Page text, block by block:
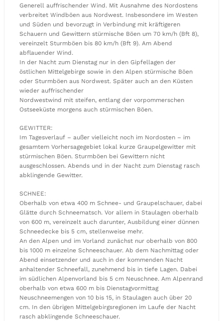
Generell auffrischender Wind. Mit Ausnahme des Nordostens
verbreitet Windböen aus Nordwest. Insbesondere im Westen
und Süden und bevorzugt in Verbindung mit kräftigeren
Schauern und Gewittern stürmische Böen um 70 km/h (Bft 8),
vereinzelt Sturmböen bis 80 km/h (Bft 9). Am Abend
abflauender Wind.
In der Nacht zum Dienstag nur in den Gipfellagen der
östlichen Mittelgebirge sowie in den Alpen stürmische Böen
oder Sturmböen aus Nordwest. Später auch an den Küsten
wieder auffrischender
Nordwestwind mit steifen, entlang der vorpommerschen
Ostseeküste morgens auch stürmischen Böen.
GEWITTER:
Im Tagesverlauf – außer vielleicht noch im Nordosten – im
gesamtem Vorhersagegebiet lokal kurze Graupelgewitter mit
stürmischen Böen. Sturmböen bei Gewittern nicht
ausgeschlossen. Abends und in der Nacht zum Dienstag rasch
abklingende Gewitter.
SCHNEE:
Oberhalb von etwa 400 m Schnee- und Graupelschauer, dabei
Glätte durch Schneematsch. Vor allem in Staulagen oberhalb
von 600 m, vereinzelt auch darunter, Ausbildung einer dünnen
Schneedecke bis 5 cm, stellenweise mehr.
An den Alpen und im Vorland zunächst nur oberhalb von 800
bis 1000 m einzelne Schneeschauer. Ab dem Nachmittag oder
Abend einsetzender und auch in der kommenden Nacht
anhaltender Schneefall, zunehmend bis in tiefe Lagen. Dabei
im südlichen Alpenvorland bis 5 cm Neuschnee. Am Alpenrand
oberhalb von etwa 600 m bis Dienstagvormittag
Neuschneemengen von 10 bis 15, in Staulagen auch über 20
cm. In den übrigen Mittelgebirgsregionen im Laufe der Nacht
rasch abklingende Schneeschauer.